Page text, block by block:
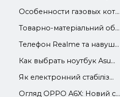
Особенности газовых кот...
Товарно-матеріальний об...
Телефон Realme та навуш...
Как выбрать ноутбук Asu...
Як електронний стабіліз...
Огляд OPPO A6X: Новий с...